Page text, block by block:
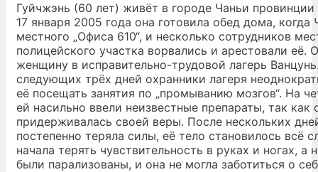
Гуйчжэнь (60 лет) живёт в городе Чаньи
17 января 2005 года она готовила обед дома, когда
местного „Офиса 610“, и несколько сотрудников
полицейского участка ворвались и арестовали её.
женщину в исправительно-трудовой лагерь
следующих трёх дней охранники лагеря
её посещать занятия по „промыванию мозгов“. На
ей насильно ввели неизвестные препараты, так
придерживалась своей веры. После нескольких
постепенно теряла силы, её тело становилось всё
начала терять чувствительность в руках и ногах, а
были парализованы, и она не могла заботиться о